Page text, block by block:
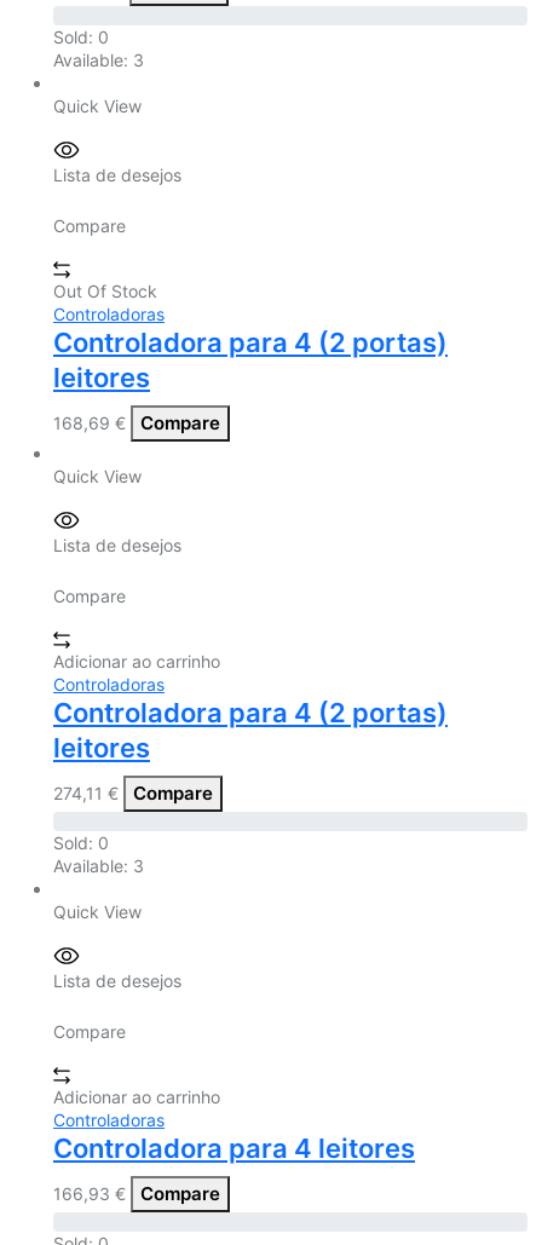
Sold: 0
Available: 3
Quick View
Lista de desejos
Compare
Out Of Stock
Controladoras
Controladora para 4 (2 portas)
leitores
168,69 € Compare
Quick View
Lista de desejos
Compare
Adicionar ao carrinho
Controladoras
Controladora para 4 (2 portas)
leitores
274,11 € Compare
Sold: 0
Available: 3
Quick View
Lista de desejos
Compare
Adicionar ao carrinho
Controladoras
Controladora para 4 leitores
166,93 € Compare